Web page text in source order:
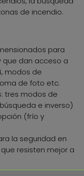
de incendio.
para
que dan acceso a
modos de
de foto etc.
tres modos de
e inverso)
(frío y
la seguridad en
resisten mejor a